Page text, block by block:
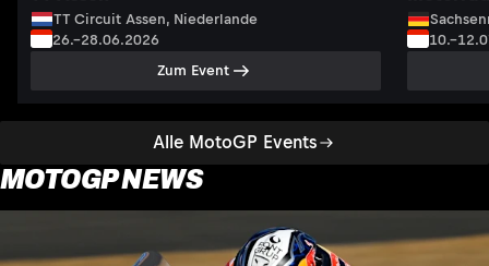
Alle MotoGP Events
TT Circuit Assen, Niederlande
26.–28.06.2026
Zum Event
MOTOGP NEWS